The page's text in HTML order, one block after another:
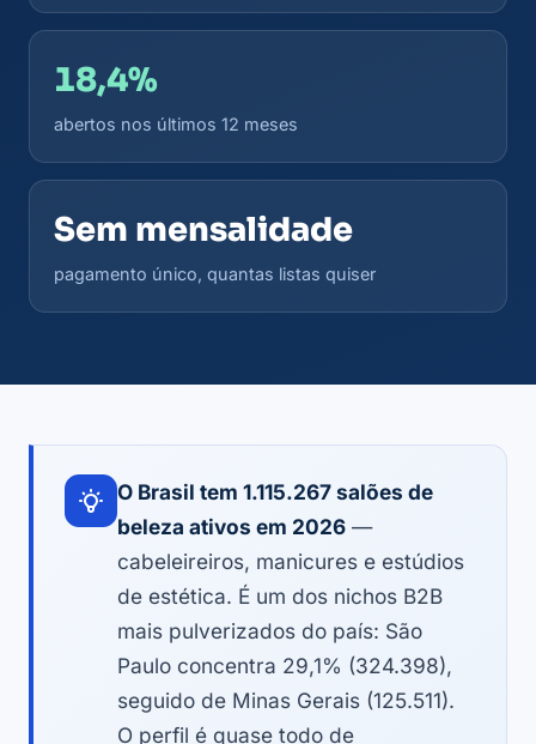
18,4%
abertos nos últimos 12 meses
Sem mensalidade
pagamento único, quantas listas quiser
O Brasil tem 1.115.267 salões de
beleza ativos em 2026 —
cabeleireiros, manicures e estúdios
de estética. É um dos nichos B2B
mais pulverizados do país: São
Paulo concentra 29,1% (324.398),
seguido de Minas Gerais (125.511).
O perfil é quase todo de